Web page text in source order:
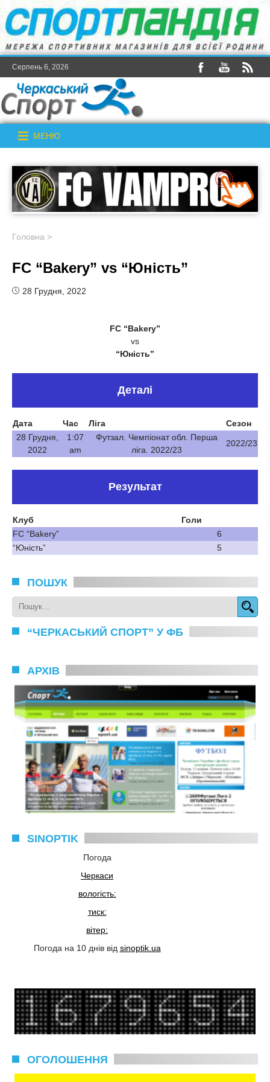
Серпень 6, 2026
МЕНЮ
Головна >
FC “Bakery” vs “Юність”
28 Грудня, 2022
FC “Bakery”
vs
“Юність”
Деталі
Дата Час Ліга
Сезон
28 Грудня,
2022
1:07
am
Футзал. Чемпіонат обл. Перша
ліга. 2022/23
2022/23
Результат
Клуб
Голи
FC “Bakery”
6
“Юність”
5
ПОШУК
“ЧЕРКАСЬКИЙ СПОРТ” У ФБ
АРХІВ
SINOPTIK
Погода
Черкаси
вологість:
тиск:
вітер:
Погода на 10 днів від sinoptik.ua
ОГОЛОШЕННЯ